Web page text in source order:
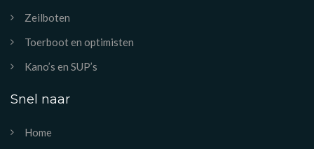
Zeilboten
Toerboot en optimisten
Kano’s en SUP’s
Snel naar
Home